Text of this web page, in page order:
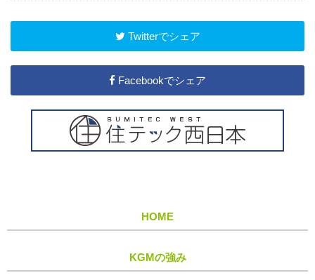
Twitterでシェア
Facebookでシェア
HOME
KGMの強み